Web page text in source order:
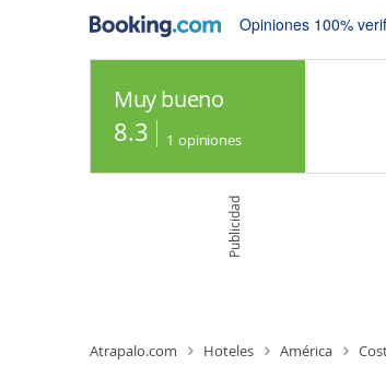
Opiniones 100%
Muy bueno
8.3 1 opiniones
Publicidad
Atrapalo.com Hoteles América